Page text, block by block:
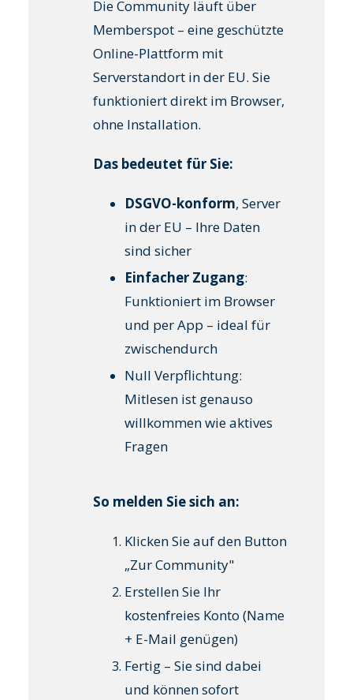
Die Community läuft über
Memberspot – eine geschützte
Online-Plattform mit
Serverstandort in der EU. Sie
funktioniert direkt im Browser,
ohne Installation.
Das bedeutet für Sie:
DSGVO-konform, Server
in der EU – Ihre Daten
sind sicher
Einfacher Zugang:
Funktioniert im Browser
und per App – ideal für
zwischendurch
Null Verpflichtung:
Mitlesen ist genauso
willkommen wie aktives
Fragen
So melden Sie sich an:
Klicken Sie auf den Button
„Zur Community"
Erstellen Sie Ihr
kostenfreies Konto (Name
+ E-Mail genügen)
Fertig – Sie sind dabei
und können sofort